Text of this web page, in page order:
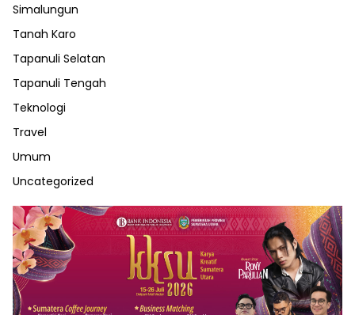
Simalungun
Tanah Karo
Tapanuli Selatan
Tapanuli Tengah
Teknologi
Travel
Umum
Uncategorized